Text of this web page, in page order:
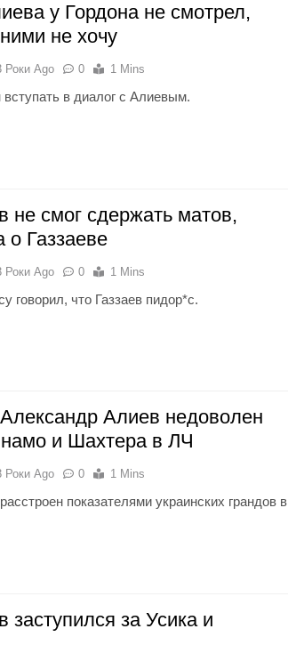
у Гордона не смотрел,
не хочу
Роки Ago 0 1 Mins
в диалог с Алиевым.
не смог сдержать матов,
о Газзаеве
Роки Ago 0 1 Mins
говорил, что Газзаев пидор*с.
Алиев недоволен
и Шахтера в ЛЧ
Роки Ago 0 1 Mins
показателями украинских грандов в
за Усика и